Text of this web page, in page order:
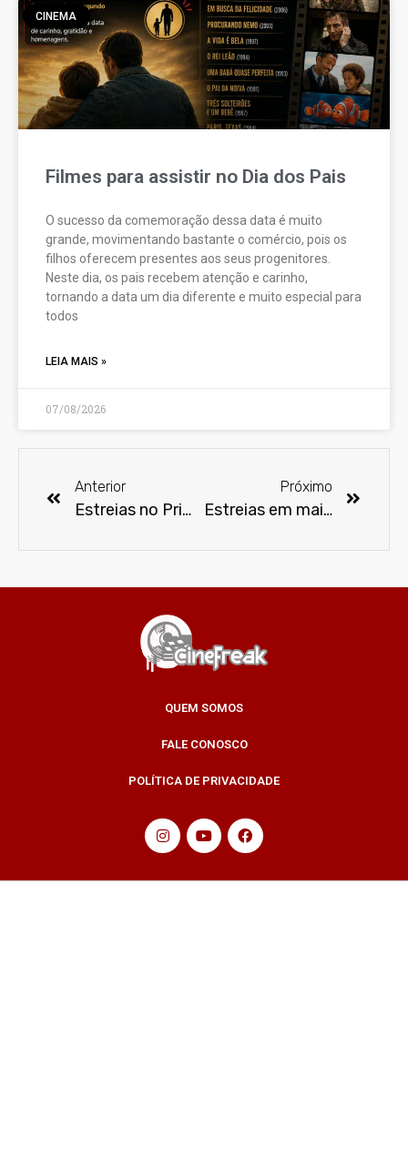
CINEMA
Filmes para assistir no Dia dos Pais
O sucesso da comemoração dessa data é muito
grande, movimentando bastante o comércio, pois os
filhos oferecem presentes aos seus progenitores.
Neste dia, os pais recebem atenção e carinho,
tornando a data um dia diferente e muito especial para
todos
LEIA MAIS »
07/08/2026
Anterior
Estreias no Prime Video em maio
Próximo
Estreias em maio no Disney Plus
QUEM SOMOS
FALE CONOSCO
POLÍTICA DE PRIVACIDADE